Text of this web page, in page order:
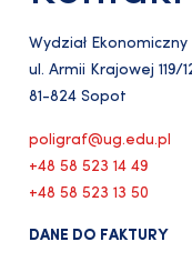
Wydział Ekonomiczny
ul. Armii Krajowej 119/
81-824 Sopot
poligraf@ug.edu.pl
+48 58 523 14 49
+48 58 523 13 50
DANE DO FAKTURY